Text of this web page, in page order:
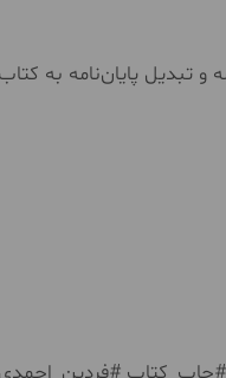
تبدیل پایان‌نامه به